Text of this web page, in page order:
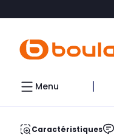
Menu
Caractéristiques